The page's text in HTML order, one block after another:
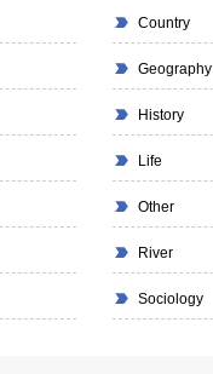
Country
Geography
History
Life
Other
River
Sociology